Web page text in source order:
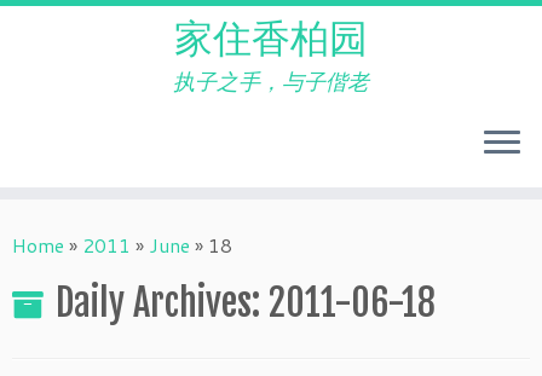
to
家住香柏园
执子之手，与子偕老
Home » 2011 » June » 18
Daily Archives: 2011-06-18